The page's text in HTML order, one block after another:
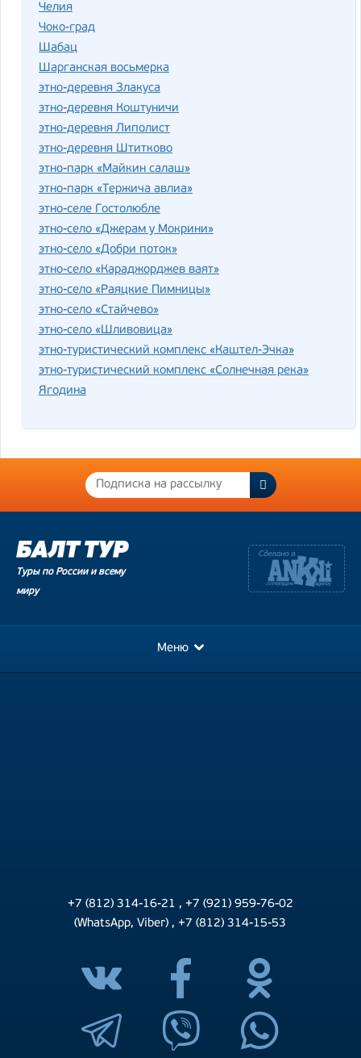
Челия
Чоко-град
Шабац
Шарганская восьмерка
этно-деревня Злакуса
этно-деревня Коштуничи
этно-деревня Липолист
этно-деревня Штитково
этно-парк «Майкин салаш»
этно-парк «Тержича авлиа»
этно-селе Гостолюбле
этно-село «Джерам у Мокрини»
этно-село «Добри поток»
этно-село «Караджорджев ваят»
этно-село «Раяцкие Пимницы»
этно-село «Стайчево»
этно-село «Шливовица»
этно-туристический комплекс «Каштел-Эчка»
этно-туристический комплекс «Солнечная река»
Ягодина
Туры по России и всему
миру
Меню
+7 (812) 314-16-21 , +7 (921) 959-76-02
(WhatsApp, Viber) ,+7 (812) 314-15-53